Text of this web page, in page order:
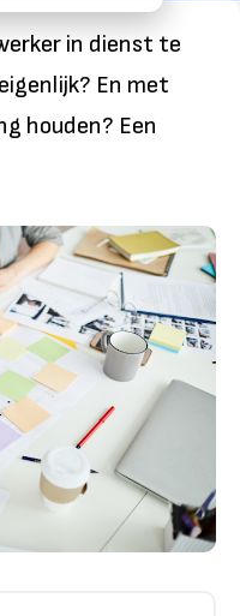
in dienst te
En met
houden? Een